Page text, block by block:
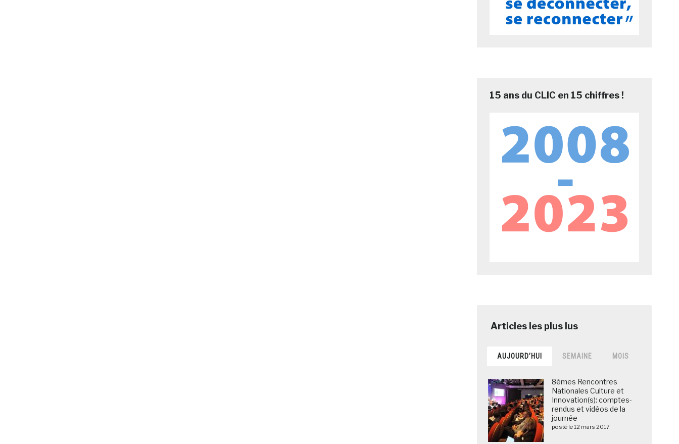
15 ans du CLIC en 15 chiffres !
AUJOURD’HUI SEMAINE MOIS
8èmes Rencontres
Nationales Culture et
Innovation(s): comptes-
rendus et vidéos de la
journée
posté le 12 mars 2017